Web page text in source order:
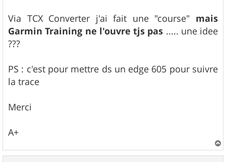
Via TCX Converter j'ai fait une "course" mais
Garmin Training ne l'ouvre tjs pas ..... une idee
???
PS : c'est pour mettre ds un edge 605 pour suivre
la trace
Merci
A+
a